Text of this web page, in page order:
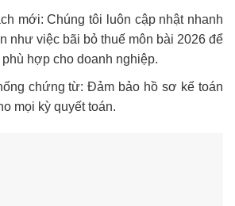
mới: Chúng tôi luôn cập nhật nhanh
như việc bãi bỏ thuế môn bài 2026 để
hợp cho doanh nghiệp.
chứng từ: Đảm bảo hồ sơ kế toán
mọi kỳ quyết toán.